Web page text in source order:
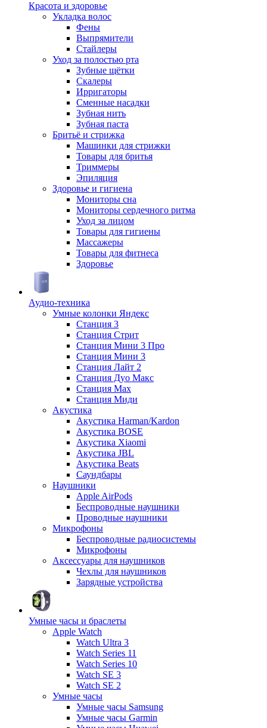
Красота и здоровье
Укладка волос
Фены
Выпрямители
Стайлеры
Уход за полостью рта
Зубные щётки
Скалеры
Ирригаторы
Сменные насадки
Зубная нить
Зубная паста
Бритьё и стрижка
Машинки для стрижки
Товары для бритья
Триммеры
Эпиляция
Здоровье и гигиена
Мониторы сна
Мониторы сердечного ритма
Уход за лицом
Товары для гигиены
Массажеры
Товары для фитнеса
Здоровье
Аудио-техника
Умные колонки Яндекс
Станция 3
Станция Стрит
Станция Мини 3 Про
Станция Мини 3
Станция Лайт 2
Станция Дуо Макс
Станция Max
Станция Миди
Акустика
Акустика Harman/Kardon
Акустика BOSE
Акустика Xiaomi
Акустика JBL
Акустика Beats
Саундбары
Наушники
Apple AirPods
Беспроводные наушники
Проводные наушники
Микрофоны
Беспроводные радиосистемы
Микрофоны
Аксессуары для наушников
Чехлы для наушников
Зарядные устройства
Умные часы и браслеты
Apple Watch
Watch Ultra 3
Watch Series 11
Watch Series 10
Watch SE 3
Watch SE 2
Умные часы
Умные часы Samsung
Умные часы Garmin